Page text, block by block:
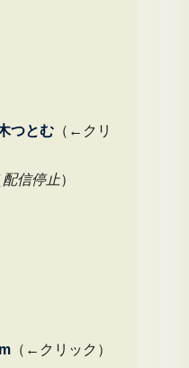
つとむ（←クリ
配信停止）
（←クリック）